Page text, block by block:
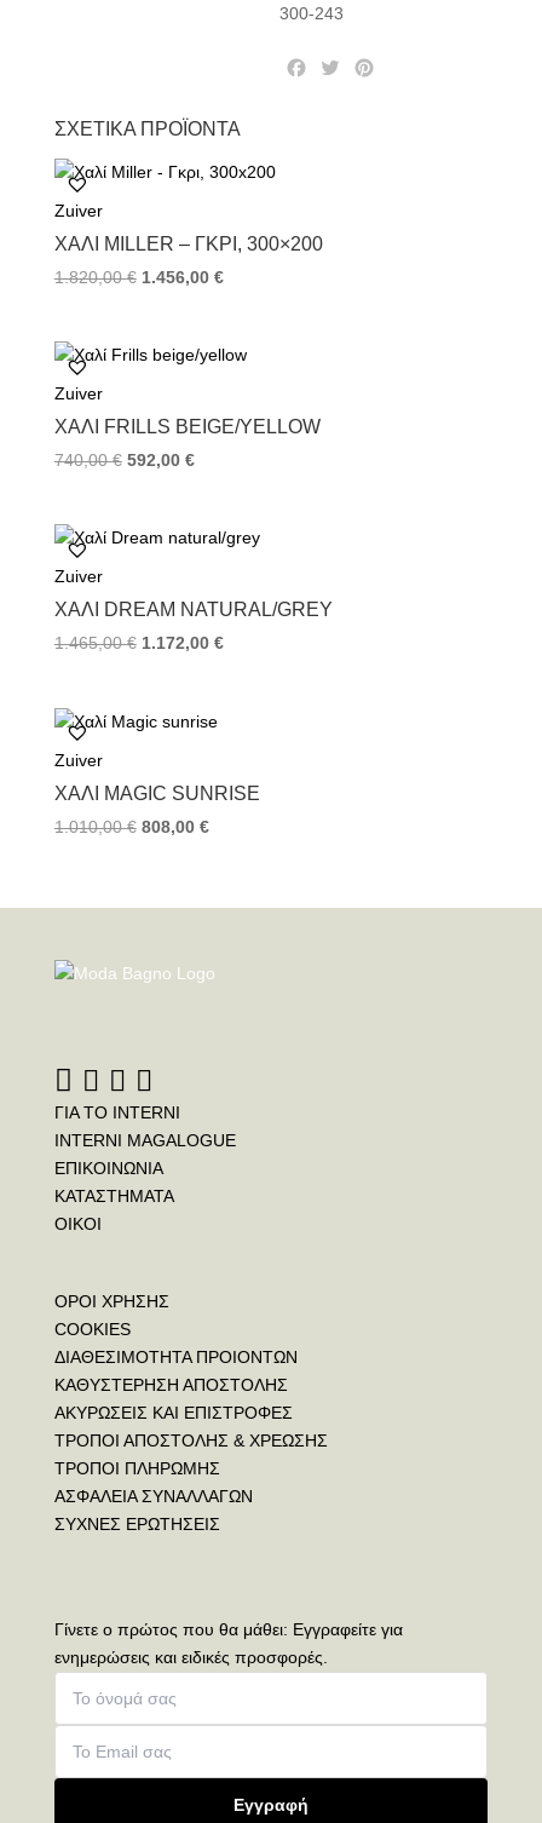
300-243
k
T
ΣΧΕΤΙΚΆ ΠΡΟΪΌΝΤΑ
Zuiver
ΧΑΛΊ MILLER – ΓΚΡΙ, 300×200
1.820,00€ 1.456,00 €
Zuiver
ΧΑΛΊ FRILLS BEIGE/YELLOW
740,00€ 592,00 €
Zuiver
ΧΑΛΊ DREAM NATURAL/GREY
1.465,00€ 1.172,00 €
Zuiver
ΧΑΛΊ MAGIC SUNRISE
1.010,00€ 808,00 €
ΓΙΑ ΤΟ INTERNI
INTERNI MAGALOGUE
ΕΠΙΚΟΙΝΩΝΙΑ
ΚΑΤΑΣΤΗΜΑΤΑ
ΟΙΚΟΙ
ΟΡΟΙ ΧΡΗΣΗΣ
COOKIES
ΔΙΑΘΕΣΙΜΟΤΗΤΑ ΠΡΟΙΟΝΤΩΝ
ΚΑΘΥΣΤΕΡΗΣΗ ΑΠΟΣΤΟΛΗΣ
ΑΚΥΡΩΣΕΙΣ ΚΑΙ ΕΠΙΣΤΡΟΦΕΣ
ΤΡΟΠΟΙ ΑΠΟΣΤΟΛΗΣ & ΧΡΕΩΣΗΣ
ΤΡΟΠΟΙ ΠΛΗΡΩΜΗΣ
ΑΣΦΑΛΕΙΑ ΣΥΝΑΛΛΑΓΩΝ
ΣΥΧΝΕΣ ΕΡΩΤΗΣΕΙΣ
Γίνετε ο πρώτος που θα μάθει: Εγγραφείτε για
ενημερώσεις και ειδικές προσφορές.
Εγγραφή